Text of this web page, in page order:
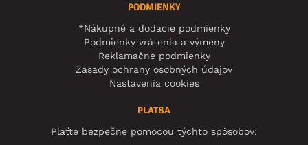
PODMIENKY
*Nákupné a dodacie podmienky
Podmienky vrátenia a výmeny
Reklamačné podmienky
Zásady ochrany osobných údajov
Nastavenia cookies
PLATBA
Plaťte bezpečne pomocou týchto spôsobov: